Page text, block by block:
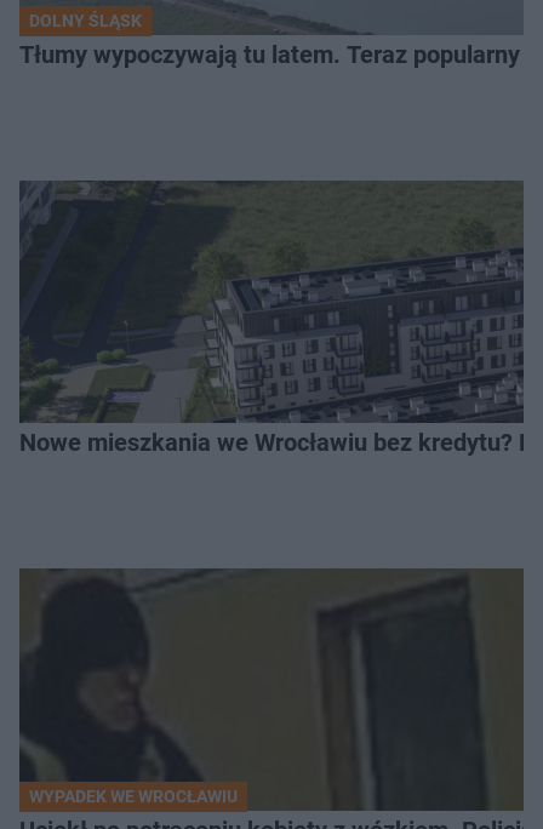
DOLNY ŚLĄSK
Tłumy wypoczywają tu latem. Teraz popularny
Nowe mieszkania we Wrocławiu bez kredytu?
WYPADEK WE WROCŁAWIU